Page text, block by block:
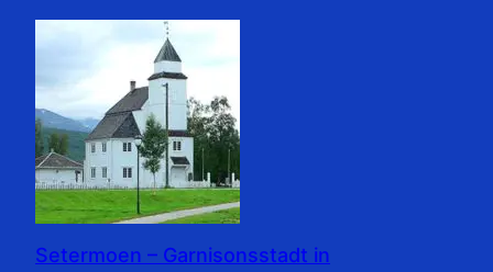
Setermoen – Garnisonsstadt in